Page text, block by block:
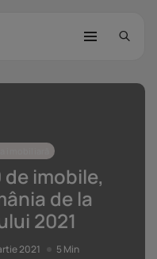
Câtă încredere
imobile,
de la
2021
2021 5 Min